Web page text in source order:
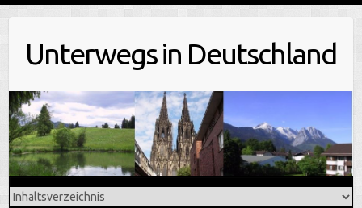
Unterwegs in Deutschland